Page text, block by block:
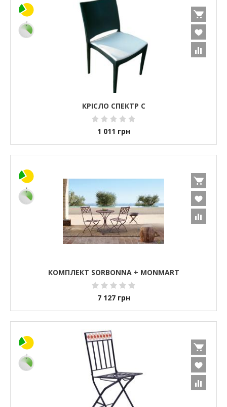
КРІСЛО СПЕКТР С
1 011 грн
КОМПЛЕКТ SORBONNA + MONMART
7 127 грн